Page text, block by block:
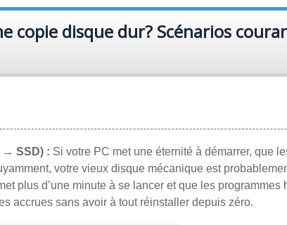
copie disque dur? Scénarios
→ SSD) : Si votre PC met une éternité à démarrer, que
votre vieux disque mécanique est
plus d’une minute à se lancer et que les programmes
accrues sans avoir à tout réinstaller depuis zéro.